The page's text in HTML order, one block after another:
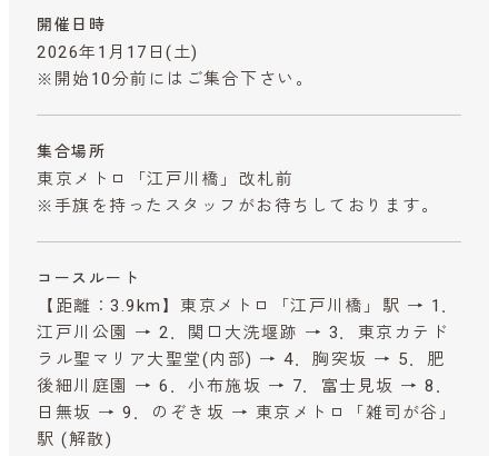
開催日時
2026年1月17日(土)
※開始10分前にはご集合下さい。
集合場所
東京メトロ「江戸川橋」改札前
※手旗を持ったスタッフがお待ちしております。
コースルート
【距離：3.9km】東京メトロ「江戸川橋」駅 → 1．
江戸川公園 → 2．関口大洗堰跡 → 3．東京カテド
ラル聖マリア大聖堂(内部) → 4．胸突坂 → 5．肥
後細川庭園 → 6．小布施坂 → 7．富士見坂 → 8．
日無坂 → 9．のぞき坂 → 東京メトロ「雑司が谷」
駅 (解散)